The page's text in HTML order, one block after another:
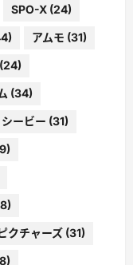
SPO-X (24)
アムモ (31)
(24)
(34)
シービー (31)
クチャーズ (31)